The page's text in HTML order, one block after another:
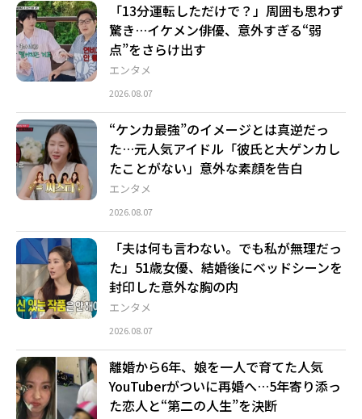
エンタメ
「13分運転しただけで？」周囲も思わず
驚き…イケメン俳優、意外すぎる“弱
点”をさらけ出す
2026.08.07
エンタメ
“ケンカ最強”のイメージとは真逆だっ
た…元人気アイドル「彼氏と大ゲンカし
たことがない」意外な素顔を告白
2026.08.07
エンタメ
「夫は何も言わない。でも私が無理だっ
た」51歳女優、結婚後にベッドシーンを
封印した意外な胸の内
2026.08.07
離婚から6年、娘を一人で育てた人気
YouTuberがついに再婚へ…5年寄り添っ
た恋人と“第二の人生”を決断